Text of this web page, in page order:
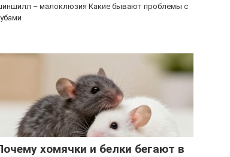
– малоклюзия Какие бывают проблемы с
хомячки и белки бегают в